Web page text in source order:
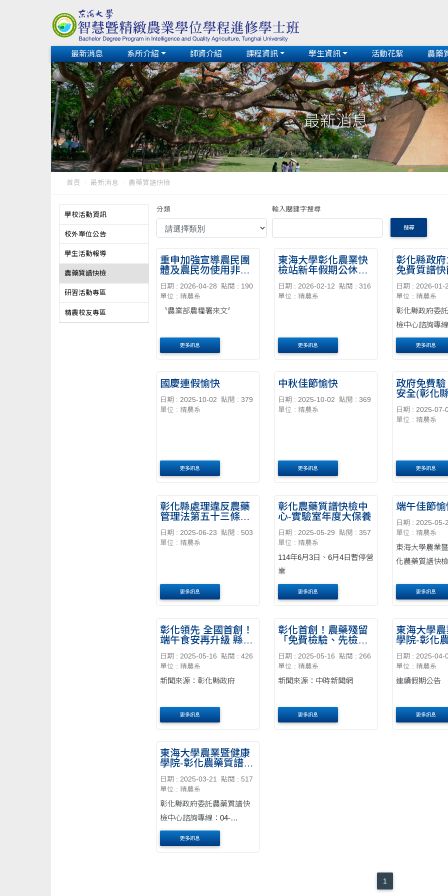
最新消息 系所介紹 師資介紹 課程資訊 學生資訊 活動花絮 農藥
最新消息
首頁 最新消息 農藥質譜快檢
學校活動資訊
校外單位公告
學生活動報導
農藥質譜快檢
研習活動專區
精農校友專區
分類 輸入關鍵字搜尋
搜尋
重申加強宣導農民團
體及農民勿使用非法
(格力高）
日期 : 2026-04-28
點閱 : 190
單位 : 精農系
〝農業部農糧署來文〞
更多訊息
東海大學彰化農業快
檢站新年假期公休，
行大運。
日期 : 2026-02-12
點閱 : 316
單位 : 精農系
更多訊息
彰化縣政
免費質譜
作物」)
日期 : 2026-01-
單位 : 精農系
彰化縣政府委
檢中心諮詢專
8876630#401~403
址：彰化縣埤
實驗室)
更多訊息
國慶連假愉快
日期 : 2025-10-02
點閱 : 379
單位 : 精農系
更多訊息
中秋佳節愉快
日期 : 2025-10-02
點閱 : 369
單位 : 精農系
更多訊息
政府免費
安全(彰化
114.01.01
起-
日期 : 2025-07-
單位 : 精農系
更多訊息
彰化縣處理違反農藥
管理法第五十三條第
基準
日期 : 2025-06-23
點閱 : 503
單位 : 精農系
更多訊息
彰化農藥質譜快檢中
心-實驗室年度大保養
日期 : 2025-05-29
點閱 : 357
單位 : 精農系
114年6月3日、6月4日暫停營
業
更多訊息
端午佳節
日期 : 2025-05-
單位 : 精農系
東海大學農業
化農藥質譜快
更多訊息
彰化領先 全國首創！
端午食安再升級 縣府
關
日期 : 2025-05-16
點閱 : 426
單位 : 精農系
新聞來源：彰化縣政府
更多訊息
彰化首創！農藥殘留
「免費檢驗、先檢後
民
日期 : 2025-05-16
點閱 : 266
單位 : 精農系
新聞來源：中時新聞網
更多訊息
東海大學
學院-彰化
日期 : 2025-04-
單位 : 精農系
連續假期公告
更多訊息
東海大學農業暨健康
學院-彰化農藥質譜快
檢中心
日期 : 2025-03-21
點閱 : 517
單位 : 精農系
彰化縣政府委託農藥質譜快
檢中心諮詢專線：04-
8876630#401~403 中心地
址：彰化縣埤頭鄉文化路369
更多訊息
1